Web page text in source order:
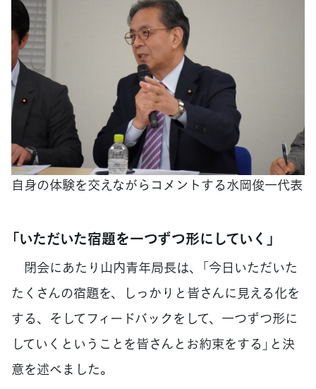
自身の体験を交えながらコメントする水岡俊一代表
「いただいた宿題を一つずつ形にしていく」
閉会にあたり山内青年局長は、「今日いただいた
たくさんの宿題を、しっかりと皆さんに見える化を
する、そしてフィードバックをして、一つずつ形に
していくということを皆さんとお約束をする」と決
意を述べました。